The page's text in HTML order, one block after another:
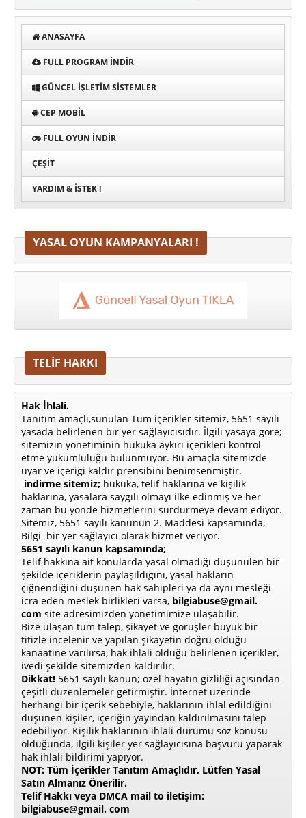
ANASAYFA
FULL PROGRAM INDIR
GÜNCEL İŞLETIM SISTEMLER
CEP MOBIL
FULL OYUN İNDIR
ÇEŞIT
YARDIM & İSTEK !
YASAL OYUN KAMPANYALARI !
TELİF HAKKI
Hak İhlali.
Tanıtım amaçlı,sunulan Tüm içerikler sitemiz, 5651 sayılı
yasada belirlenen bir yer sağlayıcısıdır. İlgili yasaya göre;
sitemizin yönetiminin hukuka aykırı içerikleri kontrol
etme yükümlülüğü bulunmuyor. Bu amaçla sitemizde
uyar ve içeriği kaldır prensibini benimsenmiştir.
indirme sitemiz; hukuka, telif haklarına ve kişilik
haklarına, yasalara saygılı olmayı ilke edinmiş ve her
zaman bu yönde hizmetlerini sürdürmeye devam ediyor.
Sitemiz, 5651 sayılı kanunun 2. Maddesi kapsamında,
Bilgi bir yer sağlayıcı olarak hizmet veriyor.
5651 sayılı kanun kapsamında;
Telif hakkına ait konularda yasal olmadığı düşünülen bir
şekilde içeriklerin paylaşıldığını, yasal hakların
çiğnendiğini düşünen hak sahipleri ya da aynı mesleği
icra eden meslek birlikleri varsa, bilgiabuse@gmail.
com site adresimizden yönetimimize ulaşabilir.
Bize ulaşan tüm talep, şikayet ve görüşler büyük bir
titizle incelenir ve yapılan şikayetin doğru olduğu
kanaatine varılırsa, hak ihlali olduğu belirlenen içerikler,
ivedi şekilde sitemizden kaldırılır.
Dikkat! 5651 sayılı kanun; özel hayatın gizliliği açısından
çeşitli düzenlemeler getirmiştir. İnternet üzerinde
herhangi bir içerik sebebiyle, haklarının ihlal edildiğini
düşünen kişiler, içeriğin yayından kaldırılmasını talep
edebiliyor. Kişilik haklarının ihlali durumu söz konusu
olduğunda, ilgili kişiler yer sağlayıcısına başvuru yaparak
hak ihlali bildirimi yapıyor.
NOT: Tüm İçerikler Tanıtım Amaçlıdır, Lütfen Yasal
Satın Almanız Önerilir.
Telif Hakkı veya DMCA mail to iletişim:
bilgiabuse@gmail. com